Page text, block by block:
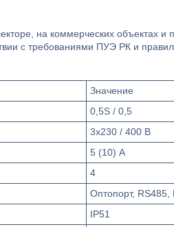
на коммерческих объектах
с требованиями ПУЭ РК и
Значение
0,5S / 0,5
3x230 / 400 В
5 (10) А
4
Оптопорт, RS485,
IP51